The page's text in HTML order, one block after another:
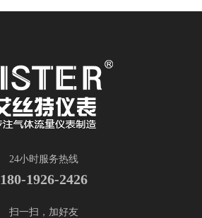
24小时服务热线
180-1926-2426
扫一扫，加好友